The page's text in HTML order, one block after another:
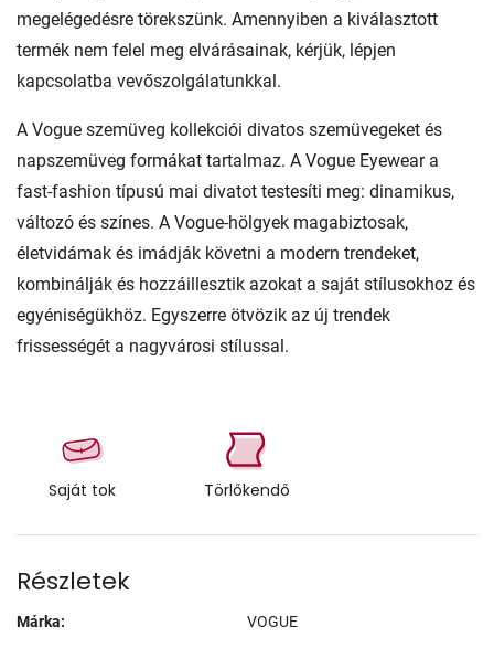
megelégedésre törekszünk. Amennyiben a kiválasztott
termék nem felel meg elvárásainak, kérjük, lépjen
kapcsolatba vevőszolgálatunkkal.
A Vogue szemüveg kollekciói divatos szemüvegeket és
napszemüveg formákat tartalmaz. A Vogue Eyewear a
fast-fashion típusú mai divatot testesíti meg: dinamikus,
változó és színes. A Vogue-hölgyek magabiztosak,
életvidámak és imádják követni a modern trendeket,
kombinálják és hozzáillesztik azokat a saját stílusokhoz és
egyéniségükhöz. Egyszerre ötvözik az új trendek
frissességét a nagyvárosi stílussal.
Saját tok Törlőkendő
Részletek
Márka:
VOGUE